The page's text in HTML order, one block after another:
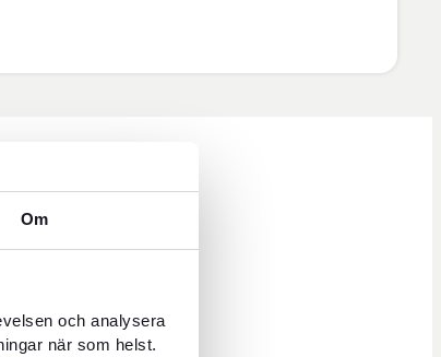
Om
och analysera
när som helst.